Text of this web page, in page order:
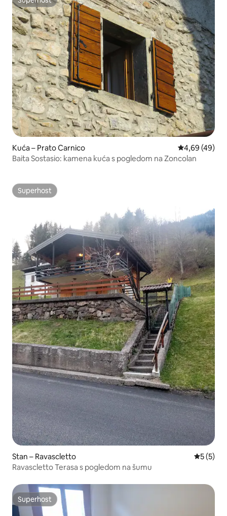
Superhost
Kuća – Prato Carnico Prosječna
4,69 (49)
Baita Sostasio: kamena kuća s pogledom na Zoncolan
Superhost
Superhost
Stan – Ravascletto
5 (5)
Ravascletto Terasa s pogledom na šumu
Superhost
Superhost